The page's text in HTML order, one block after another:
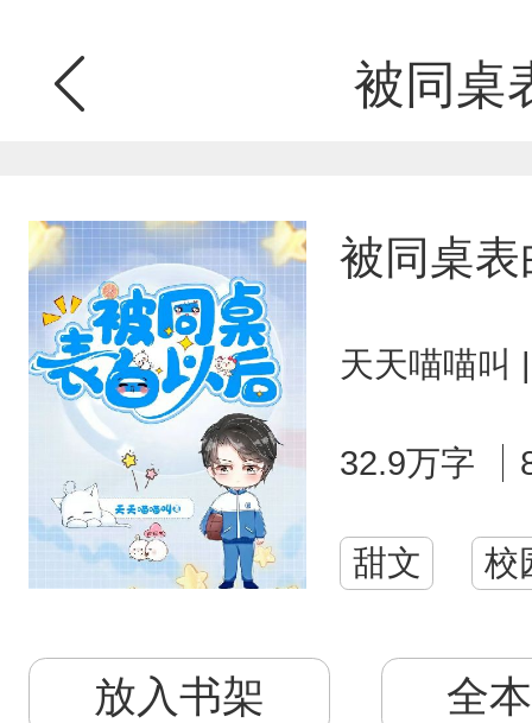
被同桌
被同桌
天天喵喵叫
32.9万字
甜文 校
放入书架 全